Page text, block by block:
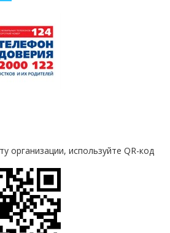
организации, используйте QR-код